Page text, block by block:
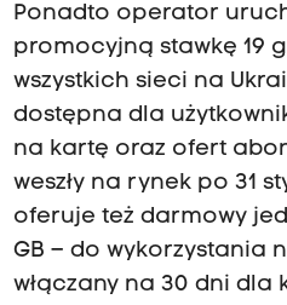
Ponadto operator
promocyjną stawkę 19
wszystkich sieci na
dostępna dla
na kartę oraz ofert
weszły na rynek po 31
oferuje też darmowy
GB – do wykorzystania
włączany na 30 dni dla